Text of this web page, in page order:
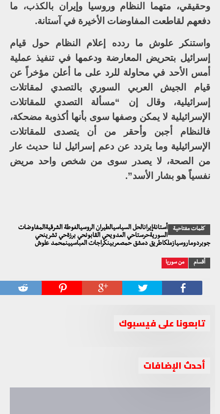
وحقيقي، متهما النظام وروسيا وإيران بالكذب، ما
دفعهم لقاطعت المفاوضات الأخيرة في آستانة.
واستنكر علوش ما ردده إعلام النظام حول قيام
إسرائيل بتحريض المعارضة ودعمها في تنفيذ عملية
أمس الأحد في محاولة للرد على ما أعلن مؤخراً عن
قيام الجيش العربي السوري بالتصدي لمقاتلات
إسرائيلية، وقال إن “مسألة التصدي للمقاتلات
الإسرائيلية لا يمكن وصفها سوى بأنها أكذوبة مضحكة،
فالنظام أجبن وأحقر من أن يتصدى للمقاتلات
الإسرائيلية وما يتردد عن دعم إسرائيل لنا حديث عار
من الصحة، لا يصدر سوى من شخص واحد مريض
نفسياً هو بشار الأسد”.
كلمات مفتاحية
أستانةإيرانالحل السياسيالطيران الروسيالغوطة الشرقيةالمفاوضات
السوريةحرستاحي العدويحي القابونحي برزةحي تشرينحي
جوبردوماروسيازملكاطريق دمشق حمصعربينكراجات العباسيينمحمد علوش
أقسام من سوريا
تابعونا على فيسبوك
أحدث الإضافات